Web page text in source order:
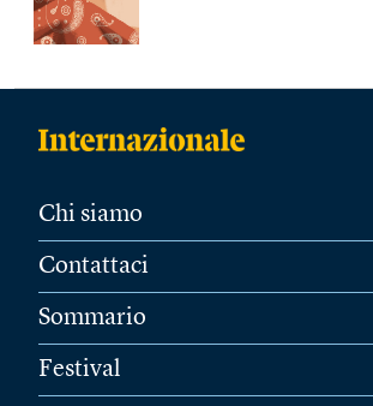
Chi siamo
Contattaci
Sommario
Festival